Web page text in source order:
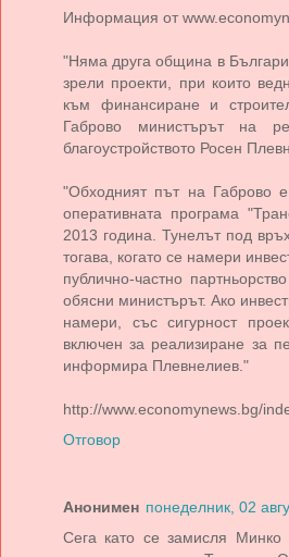
Информация от
"Няма друга община в
зрели проекти, при които
към финансиране и
Габрово министърът на
благоустройството Росен
"Обходният път на Габрово
оперативната програма
2013 година. Тунелът под
тогава, когато се намери
публично-частно
обясни министърът. Ако
намери, със сигурност
включен за реализиране за
информира Плевнелиев."
http://www.economynews.bg/
Отговор
Анонимен понеделник, 02
Сега като се замисля Минко